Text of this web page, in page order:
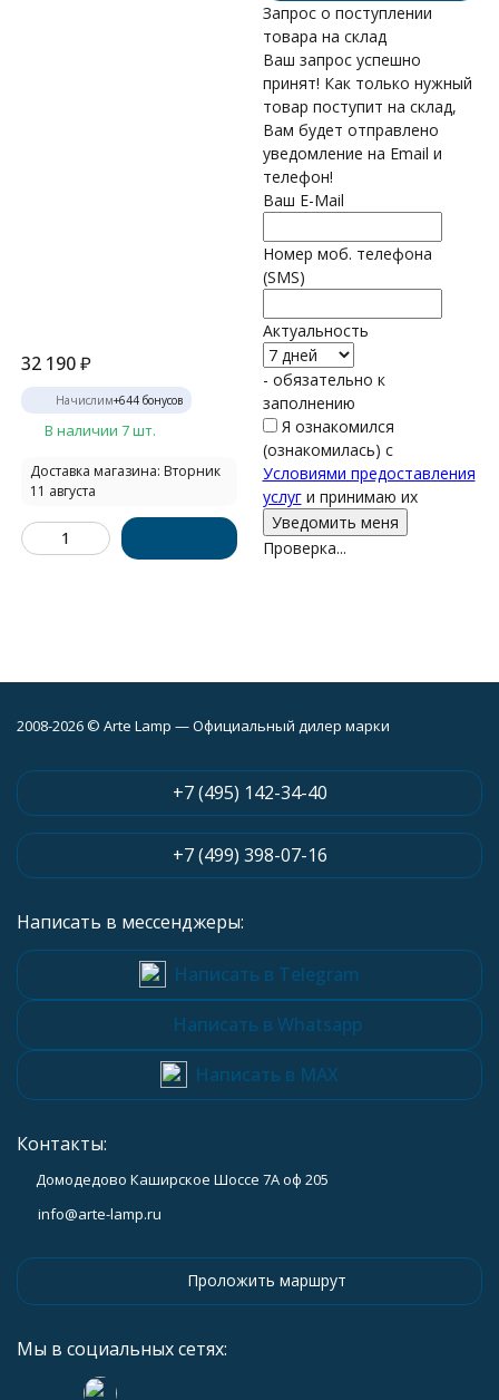
32 190₽
Начислим+644 бонусов
В наличии 7 шт.
Доставка магазина: Вторник
11 августа
Запрос о поступлении
товара на склад
Ваш запрос успешно
принят! Как только нужный
товар поступит на склад,
Вам будет отправлено
уведомление на Email и
телефон!
Ваш E-Mail
Номер моб. телефона
(SMS)
Актуальность
- обязательно к
заполнению
Я ознакомился
(ознакомилась) с
Условиями предоставления
услуги принимаю их
Проверка...
2008-2026 © Arte Lamp — Официальный дилер марки
+7 (495) 142-34-40
+7 (499) 398-07-16
Написать в мессенджеры:
Написать в Telegram
Написать в Whatsapp
Написать в MAX
Контакты:
Домодедово Каширское Шоссе 7А оф 205
info@arte-lamp.ru
Проложить маршрут
Мы в социальных сетях: